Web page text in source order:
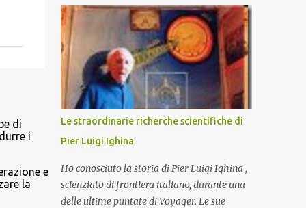
di
i
e
la
comprensione e danno adito ad
interpretazioni fantasiose. Certo è che la
teoria cosmologica sull'origine e l'evoluzione
dell'Universo più accreditata, il Big-Bang e
l'Universo inflazionario, ha dei paradossi e
delle lacune difficilmente sormontabili che
sono tali da far pensare che con il
sperimentali si possa un giorno chiarirne
l'origine e la sua evoluzione. Una volta
chiarita l'origine e il meccanismo di
formazione dell'Universo primordiale
Le straordinarie richerche scientifiche di
Pier Luigi Ighina
Ho conosciuto la storia di Pier Luigi Ighina ,
scienziato di frontiera italiano, durante una
delle ultime puntate di Voyager. Le sue